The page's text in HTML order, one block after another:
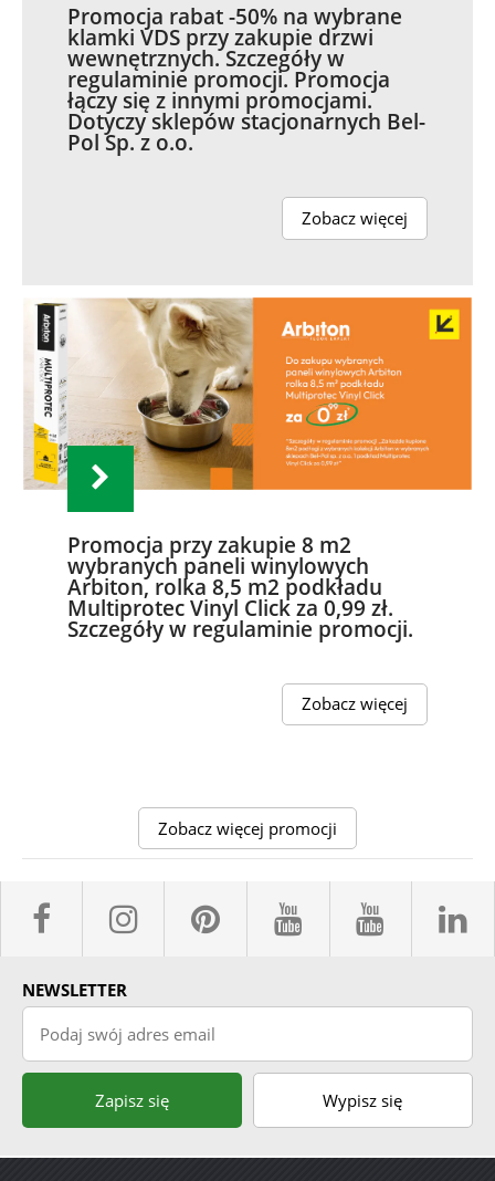
Promocja rabat -50% na wybrane
klamki VDS przy zakupie drzwi
wewnętrznych. Szczegóły w
regulaminie promocji. Promocja
łączy się z innymi promocjami.
Dotyczy sklepów stacjonarnych Bel-
Pol Sp. z o.o.
Zobacz więcej
Promocja przy zakupie 8 m2
wybranych paneli winylowych
Arbiton, rolka 8,5 m2 podkładu
Multiprotec Vinyl Click za 0,99 zł.
Szczegóły w regulaminie promocji.
Zobacz więcej
Zobacz więcej promocji
facebook sklepyBELPOL
instagram
pinterestyoutube
NEWSLETTER
Podaj swój adres email
Zapisz się Wypisz się